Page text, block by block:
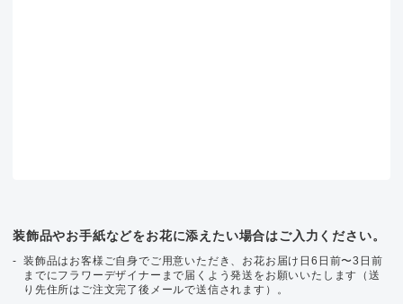
装飾品やお手紙などをお花に添えたい場合はご入力ください。
装飾品はお客様ご自身でご用意いただき、お花お届け日6日前〜3日前
までにフラワーデザイナーまで届くよう発送をお願いいたします（送
り先住所はご注文完了後メールで送信されます）。